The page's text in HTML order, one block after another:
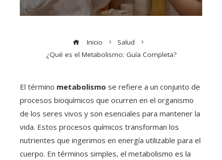
Inicio
Salud
¿Qué es el Metabolismo: Guía Completa?
El término metabolismo se refiere a un conjunto de
procesos bioquímicos que ocurren en el organismo
de los seres vivos y son esenciales para mantener la
vida. Estos procesos químicos transforman los
nutrientes que ingerimos en energía utilizable para el
cuerpo. En términos simples, el metabolismo es la